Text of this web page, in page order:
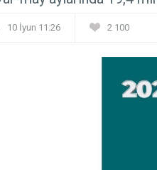
10 İyun 11:26 2 100